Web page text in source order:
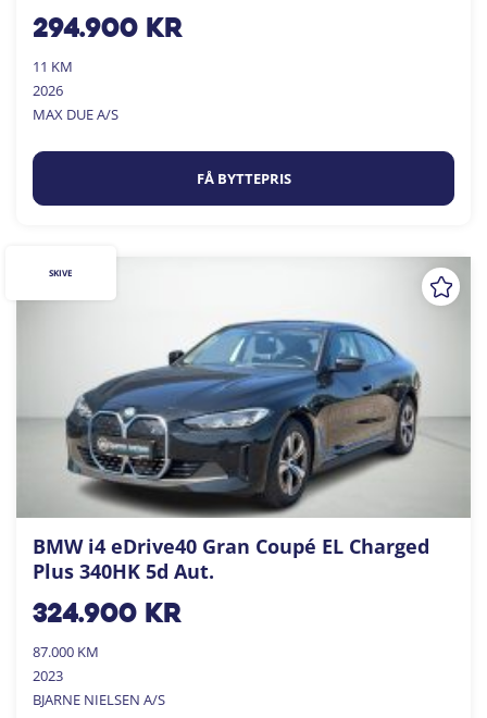
294.900kr
11 KM
2026
MAX DUE A/S
FÅ BYTTEPRIS
BMW i4 eDrive40 Gran Coupé EL Charged
Plus 340HK 5d Aut.
324.900kr
87.000 KM
2023
BJARNE NIELSEN A/S
SKIVE